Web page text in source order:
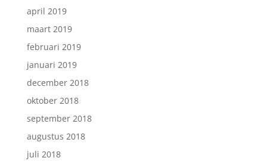
april 2019
maart 2019
februari 2019
januari 2019
december 2018
oktober 2018
september 2018
augustus 2018
juli 2018